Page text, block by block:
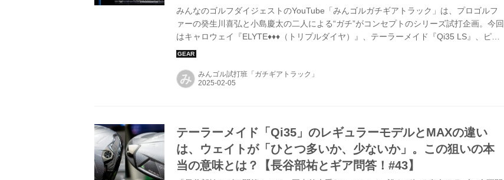
みんなのゴルフダイジェストのYouTube「みんゴルガチギアトラック」は、プロゴルフ
ァーの癸生川喜弘と小島慶太の二人による“ガチ”がコンセプトのシリーズ試打企画。今回
はキャロウェイ『ELYTE♦♦♦（トリプルダイヤ）』、テーラーメイド『Qi35 LS』、ピン
『G440 LST』の今話題の3つのロースピンモデルの打ち比べを行った。※なお、動画で
マン4のデータは“風あり”のデータになっている ▶早速打ち比べを動画でチェック！
み みんゴル試打班「ガチギアトラック」
テーラーメイド「Qi35」のレギュラーモデルとMAXの違い
は、ウェイトが「ひとつ多いか、少ないか」。この狙いの本
当の意味とは？【長谷部祐とギア問答！#43】